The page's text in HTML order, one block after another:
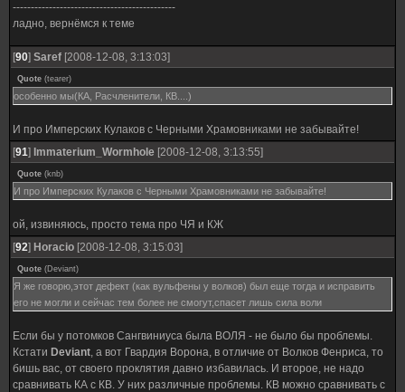
---------------------------------------------
ладно, вернёмся к теме
[90] Saref [2008-12-08, 3:13:03]
Quote (tearer)
особенно мы(КА, Расчленители, КВ....)
И про Имперских Кулаков с Черными Храмовниками не забывайте!
[91] Immaterium_Wormhole [2008-12-08, 3:13:55]
Quote (knb)
И про Имперских Кулаков с Черными Храмовниками не забывайте!
ой, извиняюсь, просто тема про ЧЯ и КЖ
[92] Horacio [2008-12-08, 3:15:03]
Quote (Deviant)
Я же говорю,этот дефект (как вульфены у волков) был еще тогда и исправить
его не могли и сейчас тем более не смогут,спасет лишь сила воли
Если бы у потомков Сангвиниуса была ВОЛЯ - не было бы проблемы.
Кстати Deviant, а вот Гвардия Ворона, в отличие от Волков Фенриса, то
бишь вас, от своего проклятия давно избавилась. И второе, не надо
сравнивать КА с КВ. У них различные проблемы. КВ можно сравнивать с